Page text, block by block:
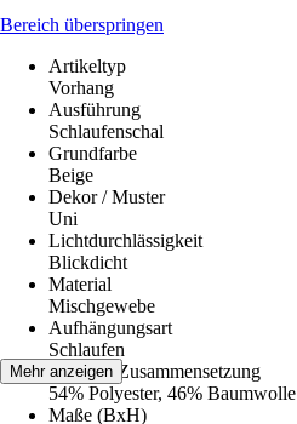
Bereich überspringen
Artikeltyp
Vorhang
Ausführung
Schlaufenschal
Grundfarbe
Beige
Dekor / Muster
Uni
Lichtdurchlässigkeit
Blickdicht
Material
Mischgewebe
Aufhängungsart
Schlaufen
Material-Zusammensetzung
54% Polyester, 46% Baumwolle
Maße (BxH)
Mehr anzeigen